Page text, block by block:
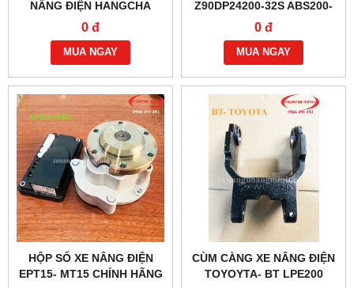
NÂNG ĐIỆN HANGCHA
ABS200-310001-000
0 đ
MUA NGAY
Z90DP24200-32S ABS200-
116000-G00
0 đ
MUA NGAY
HỘP SỐ XE NÂNG ĐIỆN
EPT15- MT15 CHÍNH HÃNG
CÙM CÀNG XE NÂNG ĐIỆN
TOYOYTA- BT LPE200